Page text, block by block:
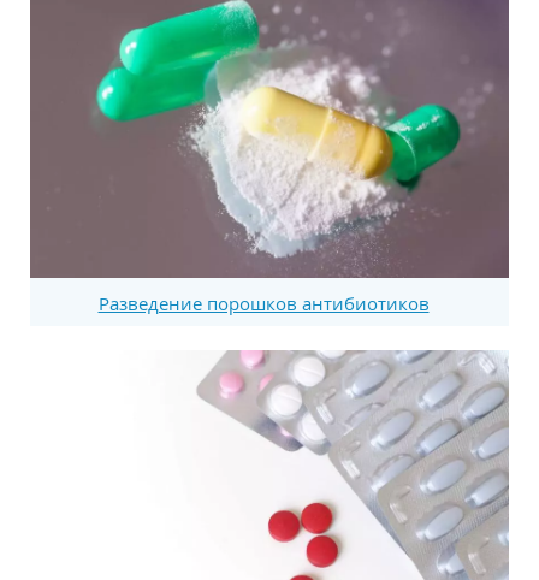
Разведение порошков антибиотиков